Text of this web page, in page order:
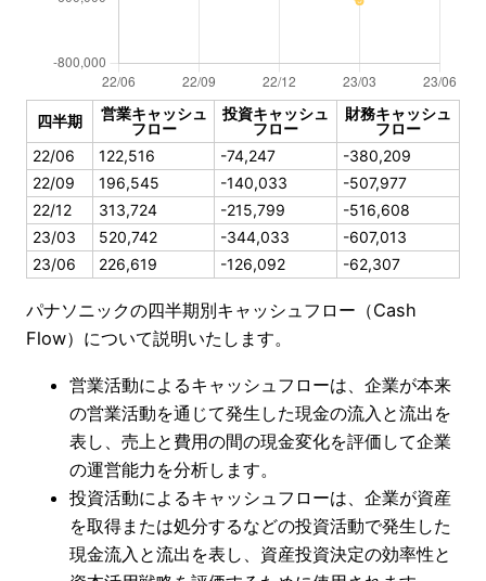
四半期
営業キャッシュ
フロー
投資キャッシュ
フロー
財務キャッシュ
フロー
22/06
122,516 -74,247
-380,209
22/09
196,545 -140,033
-507,977
22/12
313,724 -215,799
-516,608
23/03
520,742 -344,033
-607,013
23/06
226,619 -126,092 -62,307
パナソニックの四半期別キャッシュフロー（Cash
Flow）について説明いたします。
営業活動によるキャッシュフローは、企業が本来
の営業活動を通じて発生した現金の流入と流出を
表し、売上と費用の間の現金変化を評価して企業
の運営能力を分析します。
投資活動によるキャッシュフローは、企業が資産
を取得または処分するなどの投資活動で発生した
現金流入と流出を表し、資産投資決定の効率性と